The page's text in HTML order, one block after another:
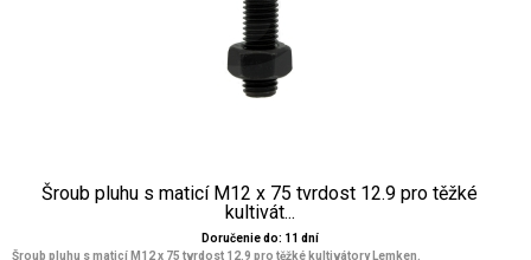
Šroub pluhu s maticí M12 x 75 tvrdost 12.9 pro těžké
kultivát...
Doručenie do: 11 dní
Šroub pluhu s maticí M12 x 75 tvrdost 12.9 pro těžké kultivátory Lemken.